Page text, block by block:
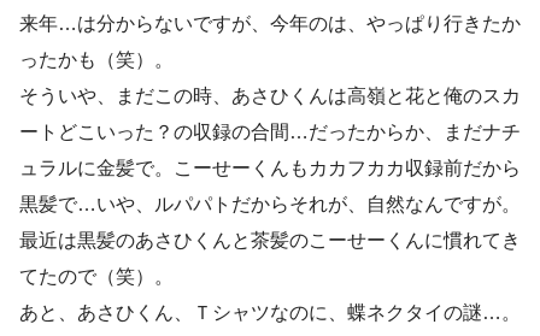
来年…は分からないですが、今年のは、やっぱり行きたか
ったかも（笑）。
そういや、まだこの時、あさひくんは高嶺と花と俺のスカ
ートどこいった？の収録の合間…だったからか、まだナチ
ュラルに金髪で。こーせーくんもカカフカカ収録前だから
黒髪で…いや、ルパパトだからそれが、自然なんですが。
最近は黒髪のあさひくんと茶髪のこーせーくんに慣れてき
てたので（笑）。
あと、あさひくん、Ｔシャツなのに、蝶ネクタイの謎…。